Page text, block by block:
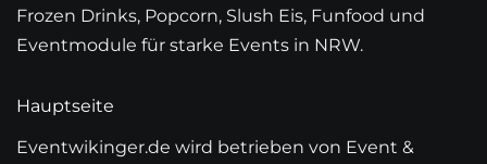
Frozen Drinks, Popcorn, Slush Eis, Funfood und
Eventmodule für starke Events in NRW.
Hauptseite
Eventwikinger.de wird betrieben von Event &